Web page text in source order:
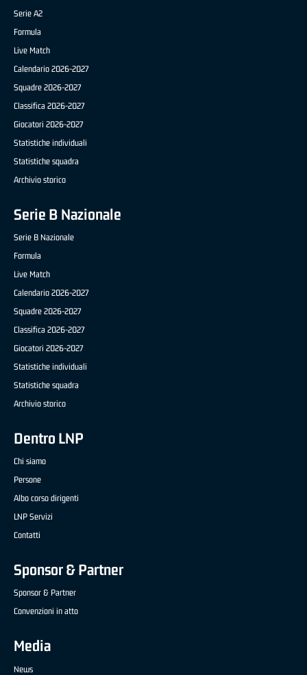
Serie A2
Formula
Live Match
Calendario 2026-2027
Squadre 2026-2027
Classifica 2026-2027
Giocatori 2026-2027
Statistiche individuali
Statistiche squadra
Archivio storico
Serie B Nazionale
Serie B Nazionale
Formula
Live Match
Calendario 2026-2027
Squadre 2026-2027
Classifica 2026-2027
Giocatori 2026-2027
Statistiche individuali
Statistiche squadra
Archivio storico
Dentro LNP
Chi siamo
Persone
Albo corso dirigenti
LNP Servizi
Contatti
Sponsor & Partner
Sponsor & Partner
Convenzioni in atto
Media
News